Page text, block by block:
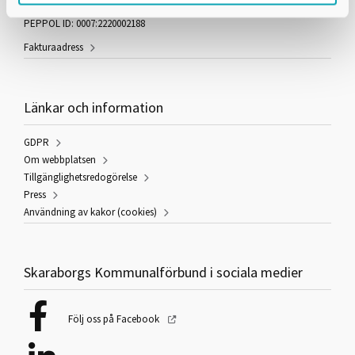
organisationsnummer: 222000-2188
PEPPOL ID: 0007:2220002188
Fakturaadress
Länkar och information
GDPR
Om webbplatsen
Tillgänglighetsredogörelse
Press
Användning av kakor (cookies)
Skaraborgs Kommunalförbund i sociala medier
Följ oss på Facebook